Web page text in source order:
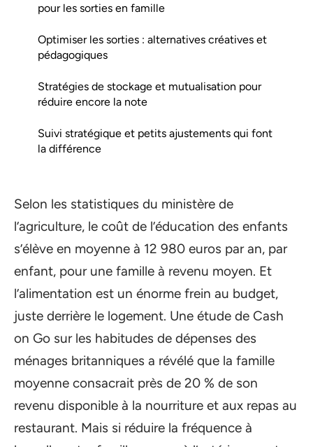
pour les sorties en famille
Optimiser les sorties : alternatives créatives et
pédagogiques
Stratégies de stockage et mutualisation pour
réduire encore la note
Suivi stratégique et petits ajustements qui font
la différence
Selon les statistiques du ministère de
l’agriculture, le coût de l’éducation des enfants
s’élève en moyenne à 12 980 euros par an, par
enfant, pour une famille à revenu moyen. Et
l’alimentation est un énorme frein au budget,
juste derrière le logement. Une étude de Cash
on Go sur les habitudes de dépenses des
ménages britanniques a révélé que la famille
moyenne consacrait près de 20 % de son
revenu disponible à la nourriture et aux repas au
restaurant. Mais si réduire la fréquence à